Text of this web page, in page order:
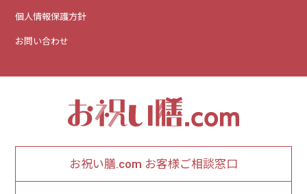
個人情報保護方針
お問い合わせ
お祝い膳.com お客様ご相談窓口